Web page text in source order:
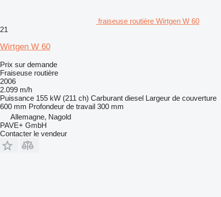
fraiseuse routière Wirtgen W 60
21
Wirtgen W 60
Prix sur demande
Fraiseuse routière
2006
2.099 m/h
Puissance 155 kW (211 ch) Carburant diesel Largeur de couverture
600 mm Profondeur de travail 300 mm
Allemagne, Nagold
PAVE+ GmbH
Contacter le vendeur